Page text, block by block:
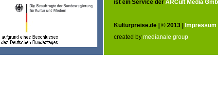
ist ein Service der ARCult Media
Kulturpreise.de | © 2013 | Impressum
created by medianale group